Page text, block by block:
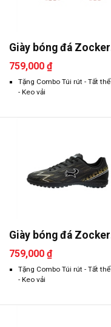
Giày bóng đá Zocker
Inspire ..
759,000 ₫
Tặng Combo Túi rút - Tất
- Keo vải
Giày bóng đá Zocker
Inspire ..
759,000 ₫
Tặng Combo Túi rút - Tất
- Keo vải